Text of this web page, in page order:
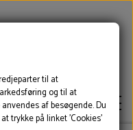
til at
og til at
af besøgende. Du
trykke på linket 'Cookies'